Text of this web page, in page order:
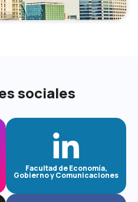
sociales
Facultad de Economía,
Gobierno y Comunicaciones